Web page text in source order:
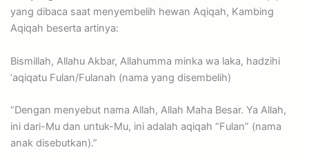
yang dibaca saat menyembelih hewan Aqiqah, Kambing
Aqiqah beserta artinya:
Bismillah, Allahu Akbar, Allahumma minka wa laka, hadzihi
‘aqiqatu Fulan/Fulanah (nama yang disembelih)
“Dengan menyebut nama Allah, Allah Maha Besar. Ya Allah,
ini dari-Mu dan untuk-Mu, ini adalah aqiqah “Fulan” (nama
anak disebutkan).”